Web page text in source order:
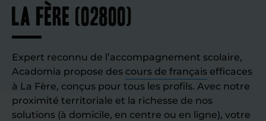
La Fère (02800)
Expert reconnu de l’accompagnement scolaire,
Acadomia propose des cours de français efficaces
à La Fère, conçus pour tous les profils. Avec notre
proximité territoriale et la richesse de nos
solutions (à domicile, en centre ou en ligne), votre